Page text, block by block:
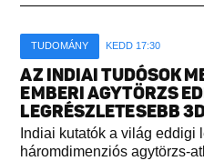
TUDOMÁNY KEDD 17:30
AZ INDIAI TUDÓSOK
EMBERI AGYTÖRZS
LEGRÉSZLETESEBB
Indiai kutatók a világ eddigi
háromdimenziós agytörzs-